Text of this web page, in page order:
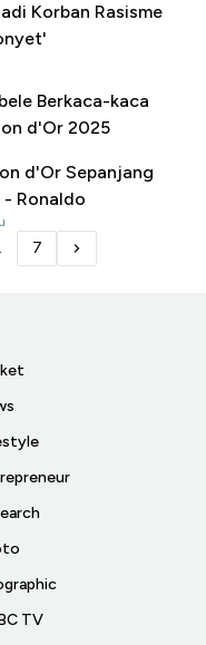
Korban Rasisme
Berkaca-kaca
d'Or 2025
d'Or Sepanjang
- Ronaldo
7
TV